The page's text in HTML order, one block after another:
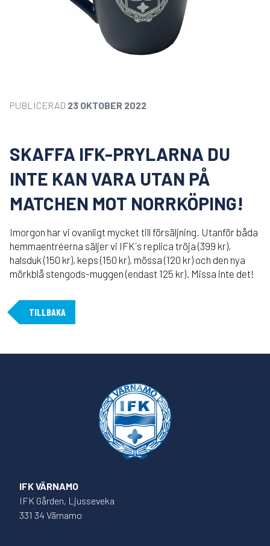
PUBLICERAD 23 OKTOBER 2022
SKAFFA IFK-PRYLARNA DU
INTE KAN VARA UTAN PÅ
MATCHEN MOT NORRKÖPING!
Imorgon har vi ovanligt mycket till försäljning. Utanför båda
hemmaentréerna säljer vi IFK´s replica tröja (399 kr),
halsduk (150 kr), keps (150 kr), mössa (120 kr) och den nya
mörkblå stengods-muggen (endast 125 kr). Missa inte det!
TILLBAKA
IFK VÄRNAMO
IFK Gården, Ljusseveka
331 34 Värnamo